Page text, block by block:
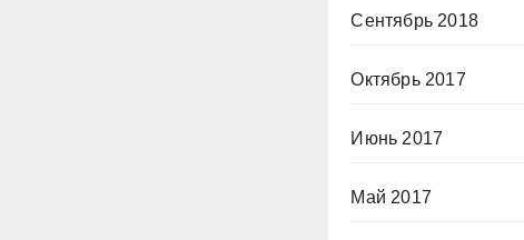
Сентябрь 2018
Октябрь 2017
Июнь 2017
Май 2017